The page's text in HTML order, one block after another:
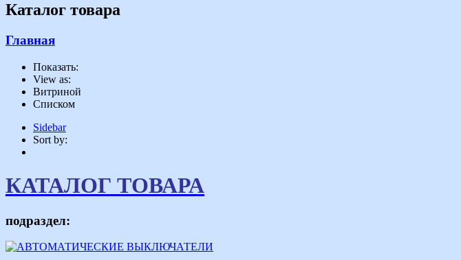
Каталог товара
Главная
Показать:
View as:
Витриной
Списком
Sidebar
Sort by:
КАТАЛОГ ТОВАРА
подраздел: